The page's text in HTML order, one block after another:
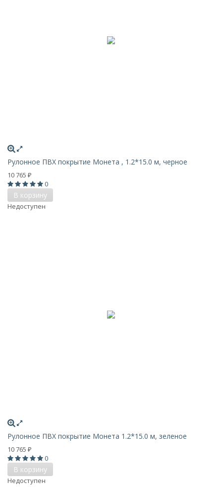
Рулонное ПВХ покрытие Монета , 1.2*15.0 м, черное
10 765 ₽
0
В корзину
Недоступен
Рулонное ПВХ покрытие Монета 1.2*15.0 м, зеленое
10 765 ₽
0
В корзину
Недоступен